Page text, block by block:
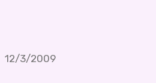
12/3/2009